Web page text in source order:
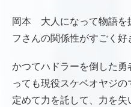
岡本 大人になって物語を
フさんの関係性がすごく好
かつてハドラーを倒した
っても現役スケベオヤジ
定めて力を託して、力を